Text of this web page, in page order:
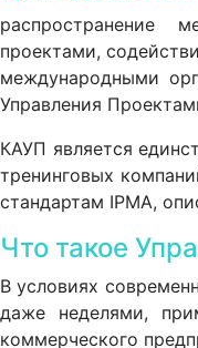
распространение
проектами,
международными
Управления
КАУП является
тренинговых
стандартам IPMA,
Что такое
В условиях
даже неделями,
коммерческого